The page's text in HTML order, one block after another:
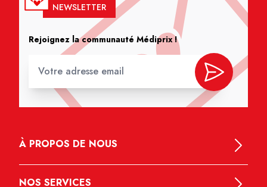
NEWSLETTER
Rejoignez la communauté Médiprix !
À PROPOS DE NOUS
NOS SERVICES